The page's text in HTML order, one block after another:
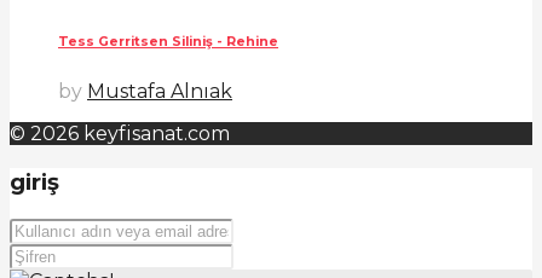
Tess Gerritsen Siliniş - Rehine
by Mustafa Alnıak
© 2026 keyfisanat.com
giriş